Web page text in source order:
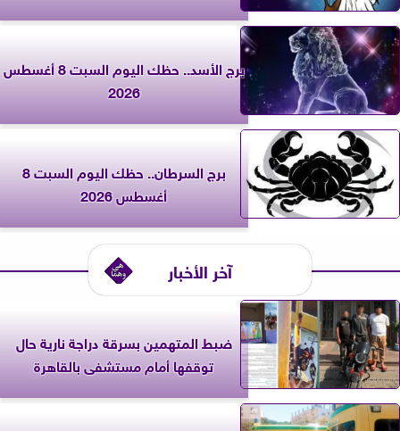
برج الأسد.. حظك اليوم السبت 8 أغسطس
2026
برج السرطان.. حظك اليوم السبت 8
أغسطس 2026
آخر الأخبار
ضبط المتهمين بسرقة دراجة نارية حال
توقفها أمام مستشفى بالقاهرة